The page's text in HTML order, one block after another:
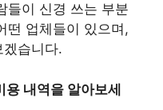
들이 신경 쓰는 부분
떤 업체들이 있으며,
습니다.
용 내역을 알아보세